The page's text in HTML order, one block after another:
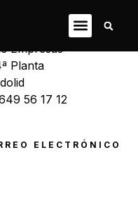
Empresas
Planta
56 17 12
ELECTRÓNICO